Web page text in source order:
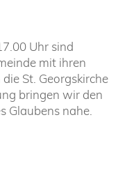
Uhr sind
mit ihren
St. Georgskirche
bringen wir den
Glaubens nahe.